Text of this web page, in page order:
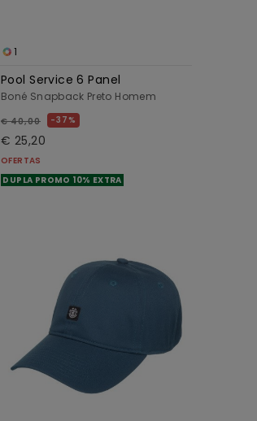
1
Pool Service 6 Panel
Boné Snapback Preto Homem
€ 40,00 37%
€ 25,20
OFERTAS
DUPLA PROMO 10% EXTRA